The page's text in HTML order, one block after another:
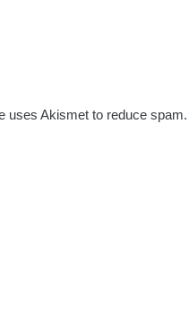
uses Akismet to reduce spam.